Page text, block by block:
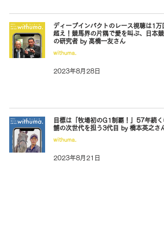
ディープインパクトのレース視聴は1万
超え！競馬界の片隅で愛を叫ぶ、日本競
の研究者 by 高橋一友さん
withuma.
2023年8月28日
目標は「牧場初のG1制覇！」57年続く
舗の次世代を担う3代目 by 橋本英之さん
withuma.
2023年8月21日